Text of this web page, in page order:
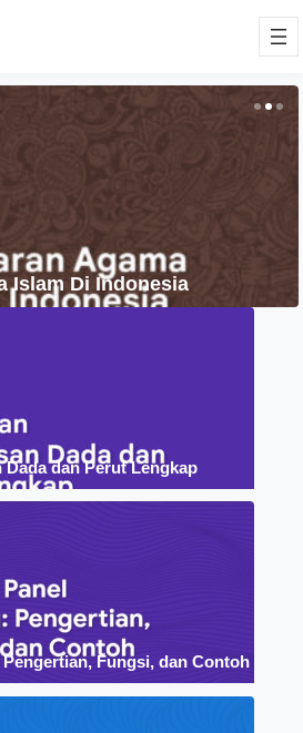
Islam Di Indonesia
dan Perut Lengkap
Fungsi, dan Contoh